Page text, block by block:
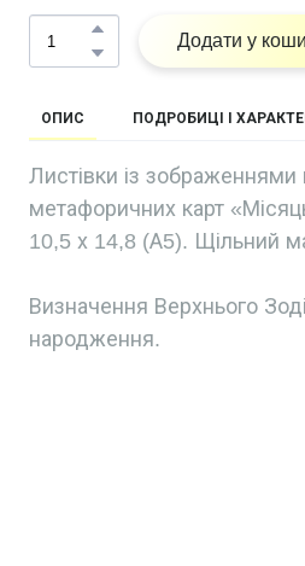
Додати у
ОПИС ПОДРОБИЦІ І
Листівки із зображеннями
метафоричних карт
10,5 х 14,8 (А5). Щільний
Визначення Верхнього
народження.